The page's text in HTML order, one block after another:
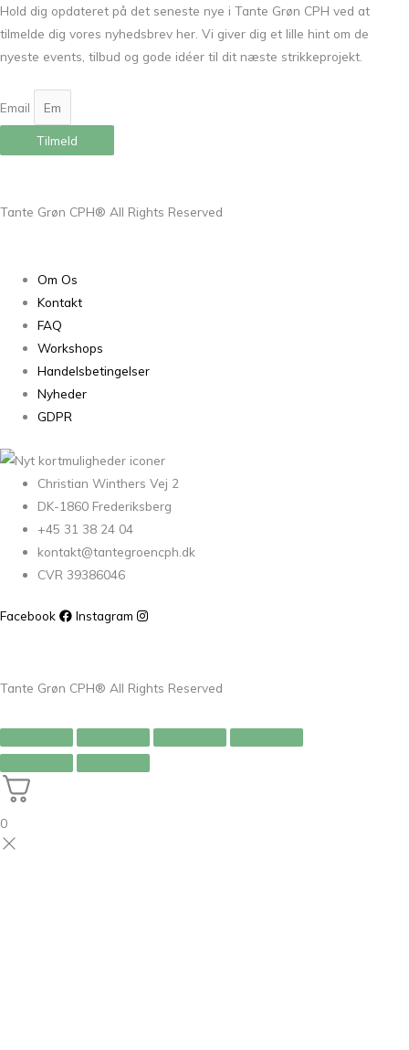
Hold dig opdateret på det seneste nye i Tante Grøn CPH ved at
tilmelde dig vores nyhedsbrev her. Vi giver dig et lille hint om de
nyeste events, tilbud og gode idéer til dit næste strikkeprojekt.
Email
Tilmeld
Tante Grøn CPH® All Rights Reserved
Om Os
Kontakt
FAQ
Workshops
Handelsbetingelser
Nyheder
GDPR
Christian Winthers Vej 2
DK-1860 Frederiksberg
+45 31 38 24 04
kontakt@tantegroencph.dk
CVR 39386046
Facebook Instagram
Tante Grøn CPH® All Rights Reserved
0